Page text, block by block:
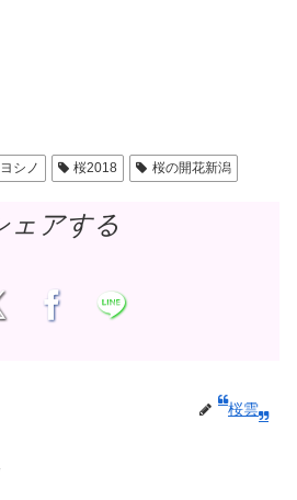
シノ 桜2018 桜の開花新潟
ェアする
桜雲